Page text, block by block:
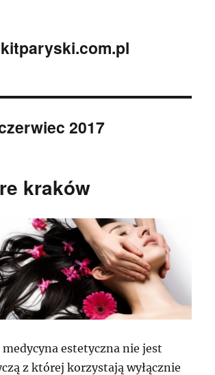
2017
kraków
medycyna estetyczna nie jest
z której korzystają wyłącznie